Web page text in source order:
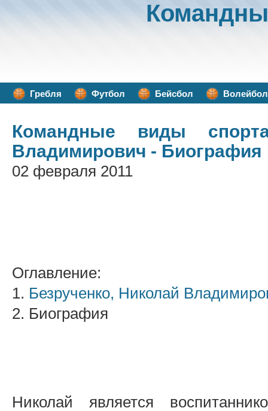
Гребля Футбол Бейсбол Волейбол
Командные виды
Владимирович - Биография
02 февраля 2011
Оглавление:
1. Безрученко, Николай
2. Биография
Николай является